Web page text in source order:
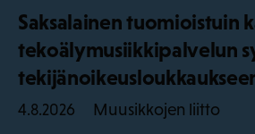
Saksalainen tuomioistuin
tekoälymusiikkipalvelun
4.8.2026 Muusikkojen liitto